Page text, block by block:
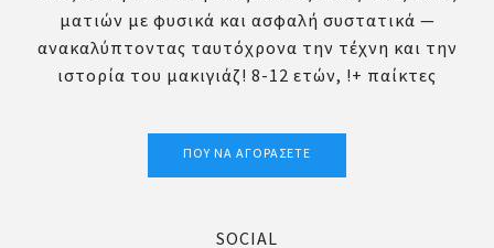
ματιών με φυσικά και ασφαλή συστατικά —
ανακαλύπτοντας ταυτόχρονα την τέχνη και την
ιστορία του μακιγιάζ! 8-12 ετών, !+ παίκτες
ΠΟΎ ΝΑ ΑΓΟΡΆΣΕΤΕ
SOCIAL